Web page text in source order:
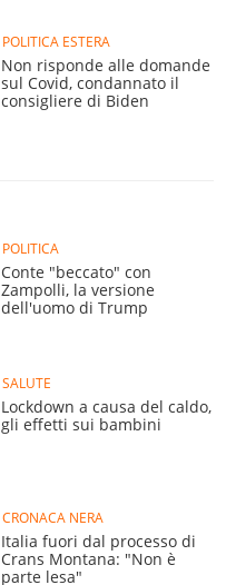
POLITICA ESTERA
Non risponde alle domande
sul Covid, condannato il
consigliere di Biden
POLITICA
Conte "beccato" con
Zampolli, la versione
dell'uomo di Trump
SALUTE
Lockdown a causa del caldo,
gli effetti sui bambini
CRONACA NERA
Italia fuori dal processo di
Crans Montana: "Non è
parte lesa"